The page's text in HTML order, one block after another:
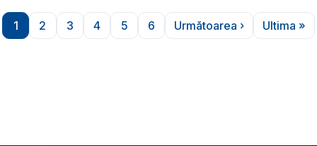
Paginare
Pagina
1
Pagina
2
Pagina
3
Pagina
4
Pagina
5
Pagina
6
Pagina următoare
Următoarea › Ultima »